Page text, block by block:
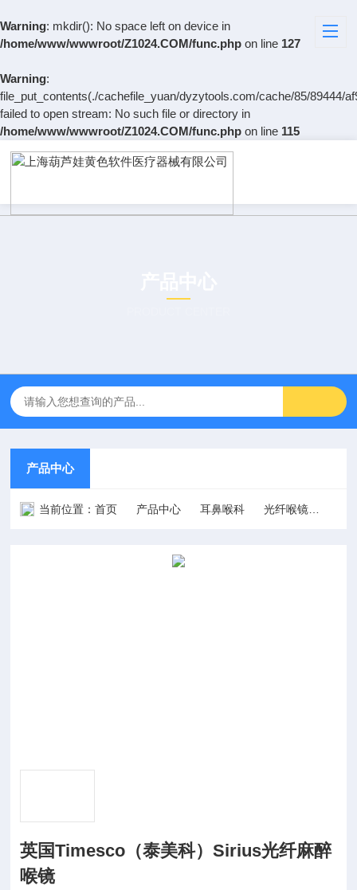
Warning: mkdir(): No space left on device in
/home/www/wwwroot/Z1024.COM/func.php on line 127
Warning:
file_put_contents(./cachefile_yuan/dyzytools.com/cache/85/89444/
failed to open stream: No such file or directory in
/home/www/wwwroot/Z1024.COM/func.php on line 115
产品中心
当前位置：首页 产品中心 耳鼻喉科 光纤喉镜
英国Timesco（泰美科）Sirius光纤麻醉
喉镜